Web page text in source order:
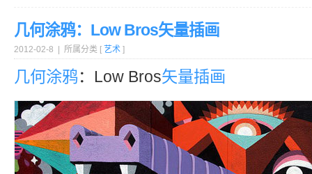
几何涂鸦：Low Bros矢量插画
2012-02-8 | 所属分类 [ 艺术 ]
几何涂鸦：Low Bros矢量插画